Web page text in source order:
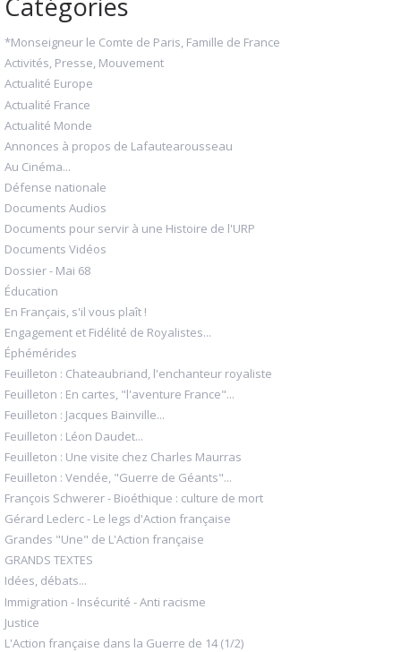
*Monseigneur le Comte de Paris, Famille de France
Activités, Presse, Mouvement
Actualité Europe
Actualité France
Actualité Monde
Annonces à propos de Lafautearousseau
Au Cinéma...
Défense nationale
Documents Audios
Documents pour servir à une Histoire de l'URP
Documents Vidéos
Dossier - Mai 68
Éducation
En Français, s'il vous plaît !
Engagement et Fidélité de Royalistes...
Éphémérides
Feuilleton : Chateaubriand, l'enchanteur royaliste
Feuilleton : En cartes, "l'aventure France"...
Feuilleton : Jacques Bainville...
Feuilleton : Léon Daudet...
Feuilleton : Une visite chez Charles Maurras
Feuilleton : Vendée, "Guerre de Géants"...
François Schwerer - Bioéthique : culture de mort
Gérard Leclerc - Le legs d'Action française
Grandes "Une" de L'Action française
GRANDS TEXTES
Idées, débats...
Immigration - Insécurité - Anti racisme
Justice
L'Action française dans la Guerre de 14 (1/2)